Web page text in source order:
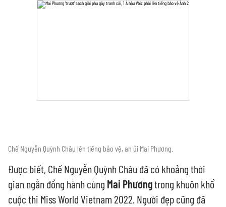
Chế Nguyễn Quỳnh Châu lên tiếng bảo vệ, an ủi Mai Phương.
Được biết, Chế Nguyễn Quỳnh Châu đã có khoảng thời
gian ngắn đồng hành cùng Mai Phươngtrong khuôn khổ
cuộc thi Miss World Vietnam 2022. Người đẹp cũng đã